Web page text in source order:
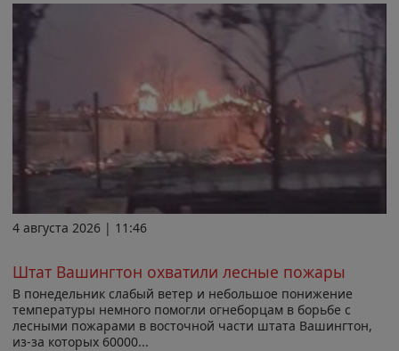
4 августа 2026 | 11:46
Штат Вашингтон охватили лесные пожары
В понедельник слабый ветер и небольшое понижение
температуры немного помогли огнеборцам в борьбе с
лесными пожарами в восточной части штата Вашингтон,
из-за которых 60000...